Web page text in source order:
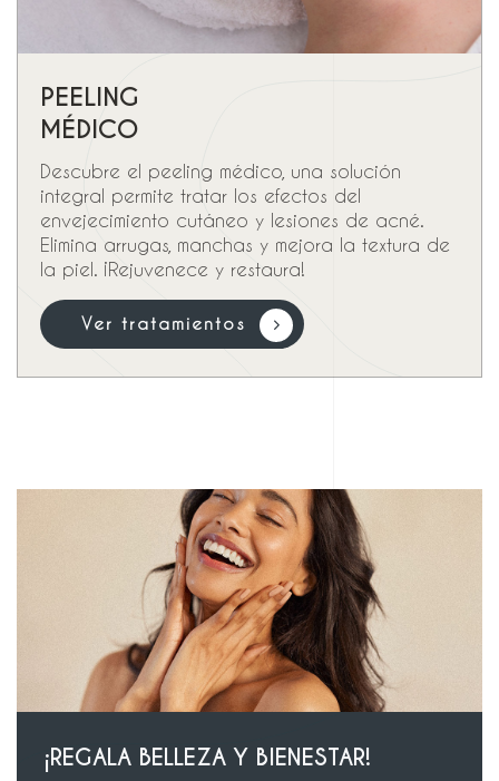
PEELING
MÉDICO
Descubre el peeling médico, una solución
integral permite tratar los efectos del
envejecimiento cutáneo y lesiones de acné.
Elimina arrugas, manchas y mejora la textura de
la piel. ¡Rejuvenece y restaura!
Ver tratamientos
¡REGALA BELLEZA Y BIENESTAR!